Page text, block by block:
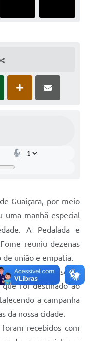
Guaiçara, por meio
uma manhã especial
A Pedalada e
reuniu dezenas
união e empatia.
cada inscrito
foi destinado ao
a campanha
da nossa cidade.
recebidos com